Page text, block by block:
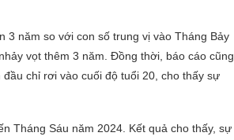
năm so với con số trung vị vào Tháng Bảy
vọt thêm 3 năm. Đồng thời, báo cáo cũng
chỉ rơi vào cuối độ tuổi 20, cho thấy sự
Tháng Sáu năm 2024. Kết quả cho thấy, sự